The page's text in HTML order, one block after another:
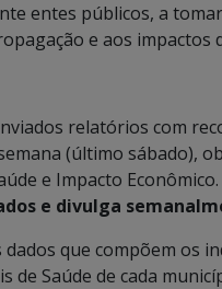
entes públicos, a
e aos impactos
relatórios com
(último sábado),
e Impacto Econômico.
e divulga
que compõem os
de Saúde de cada